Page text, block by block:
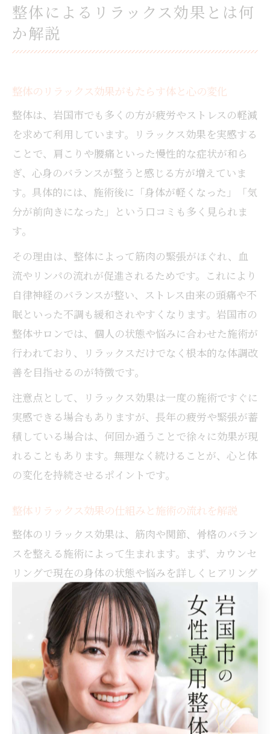
整体によるリラックス効果とは何
か解説
整体のリラックス効果がもたらす体と心の変化
整体は、岩国市でも多くの方が疲労やストレスの軽減
を求めて利用しています。リラックス効果を実感する
ことで、肩こりや腰痛といった慢性的な症状が和ら
ぎ、心身のバランスが整うと感じる方が増えていま
す。具体的には、施術後に「身体が軽くなった」「気
分が前向きになった」という口コミも多く見られま
す。
その理由は、整体によって筋肉の緊張がほぐれ、血
流やリンパの流れが促進されるためです。これにより
自律神経のバランスが整い、ストレス由来の頭痛や不
眠といった不調も緩和されやすくなります。岩国市の
整体サロンでは、個人の状態や悩みに合わせた施術が
行われており、リラックスだけでなく根本的な体調改
善を目指せるのが特徴です。
注意点として、リラックス効果は一度の施術ですぐに
実感できる場合もありますが、長年の疲労や緊張が蓄
積している場合は、何回か通うことで徐々に効果が現
れることもあります。無理なく続けることが、心と体
の変化を持続させるポイントです。
整体リラックス効果の仕組みと施術の流れを解説
整体のリラックス効果は、筋肉や関節、骨格のバラン
スを整える施術によって生まれます。まず、カウンセ
リングで現在の身体の状態や悩みを詳しくヒアリング
し、姿勢や動きのクセを確認します。これにより、
個々に最適なアプローチを選択できるのが整体の強み
施術の流れは、筋肉の緊張をほぐす手技や、骨盤矯
正、筋膜リリースなどを組み合わせることが多いで
す。これらの技術によって血流やリンパの流れが良く
なり、リラックス効果が高まります。岩国市の整体院